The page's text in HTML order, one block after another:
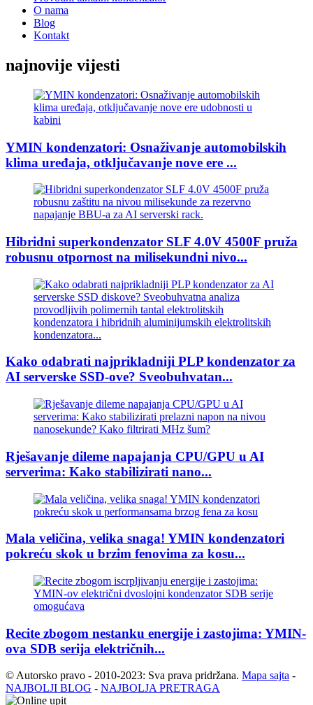
O nama
Blog
Kontakt
najnovije vijesti
YMIN kondenzatori: Osnaživanje automobilskih
klima uređaja, otključavanje nove ere ...
Hibridni superkondenzator SLF 4.0V 4500F pruža
robusnu otpornost na milisekundni nivo...
Kako odabrati najprikladniji PLP kondenzator za
AI serverske SSD-ove? Sveobuhvatan...
Rješavanje dileme napajanja CPU/GPU u AI
serverima: Kako stabilizirati nano...
Mala veličina, velika snaga! YMIN kondenzatori
pokreću skok u brzim fenovima za kosu...
Recite zbogom nestanku energije i zastojima: YMIN-
ova SDB serija električnih...
© Autorsko pravo - 2010-2023: Sva prava pridržana. Mapa sajta -
NAJBOLJI BLOG - NAJBOLJA PRETRAGA